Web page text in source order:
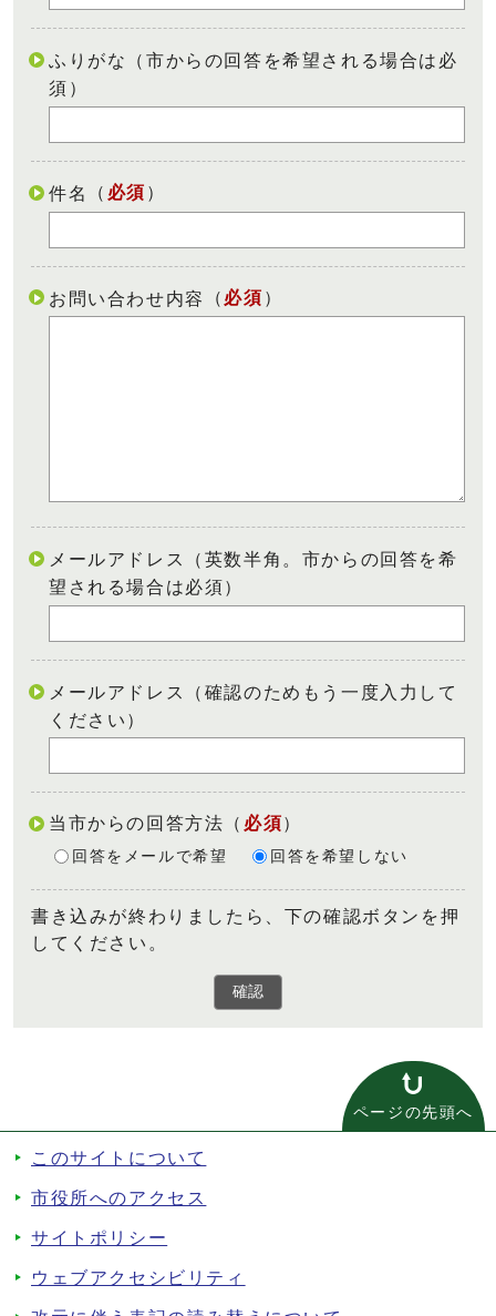
ふりがな（市からの回答を希望される場合は必
須）
件名 （ 必須 ）
お問い合わせ内容 （ 必須 ）
メールアドレス（英数半角。市からの回答を希
望される場合は必須）
メールアドレス（確認のためもう一度入力して
ください）
当市からの回答方法 （ 必須）
回答をメールで希望 回答を希望しない
書き込みが終わりましたら、下の確認ボタンを押
してください。
確認
ページの先頭へ
このサイトについて
市役所へのアクセス
サイトポリシー
ウェブアクセシビリティ